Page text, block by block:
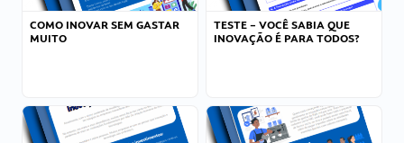
COMO INOVAR SEM GASTAR
MUITO
TESTE – VOCÊ SABIA QUE
INOVAÇÃO É PARA TODOS?